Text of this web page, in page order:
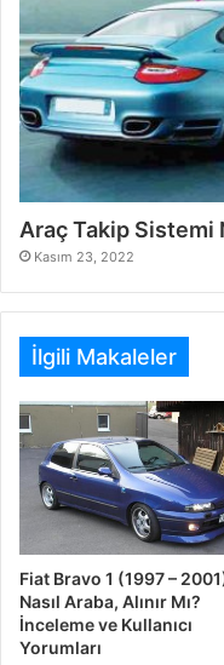
Araç Takip Sistemi
Kasım 23, 2022
İlgili Makaleler
Fiat Bravo 1 (1997 –
Nasıl Araba, Alınır Mı?
İnceleme ve Kullanıcı
Yorumları